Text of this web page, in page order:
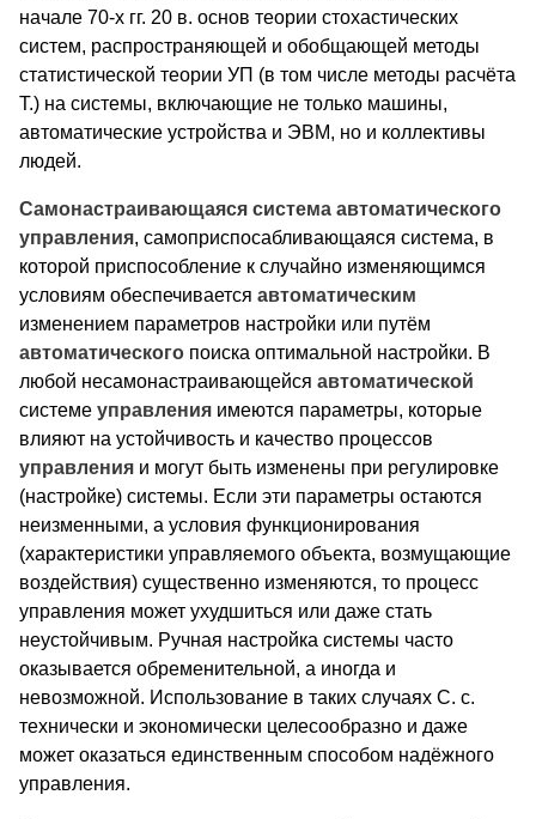
начале 70-х гг. 20 в. основ теории стохастических
систем, распространяющей и обобщающей методы
статистической теории УП (в том числе методы расчёта
Т.) на системы, включающие не только машины,
автоматические устройства и ЭВМ, но и коллективы
людей.
Самонастраивающаяся система автоматического
управления, самоприспосабливающаяся система, в
которой приспособление к случайно изменяющимся
условиям обеспечивается автоматическим
изменением параметров настройки или путём
автоматического поиска оптимальной настройки. В
любой несамонастраивающейся автоматической
системе управления имеются параметры, которые
влияют на устойчивость и качество процессов
управления и могут быть изменены при регулировке
(настройке) системы. Если эти параметры остаются
неизменными, а условия функционирования
(характеристики управляемого объекта, возмущающие
воздействия) существенно изменяются, то процесс
управления может ухудшиться или даже стать
неустойчивым. Ручная настройка системы часто
оказывается обременительной, а иногда и
невозможной. Использование в таких случаях С. с.
технически и экономически целесообразно и даже
может оказаться единственным способом надёжного
управления.